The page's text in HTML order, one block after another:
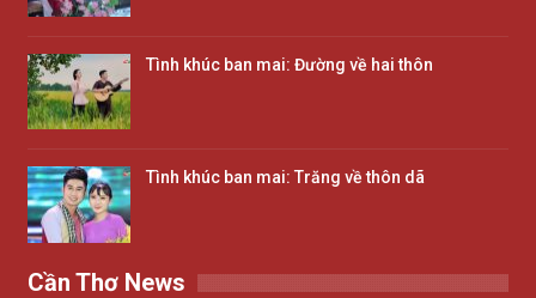
Tình khúc ban mai: Đường về hai thôn
Tình khúc ban mai: Trăng về thôn dã
Cần Thơ News